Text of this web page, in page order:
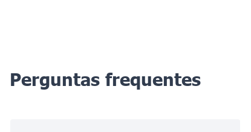
Perguntas frequentes